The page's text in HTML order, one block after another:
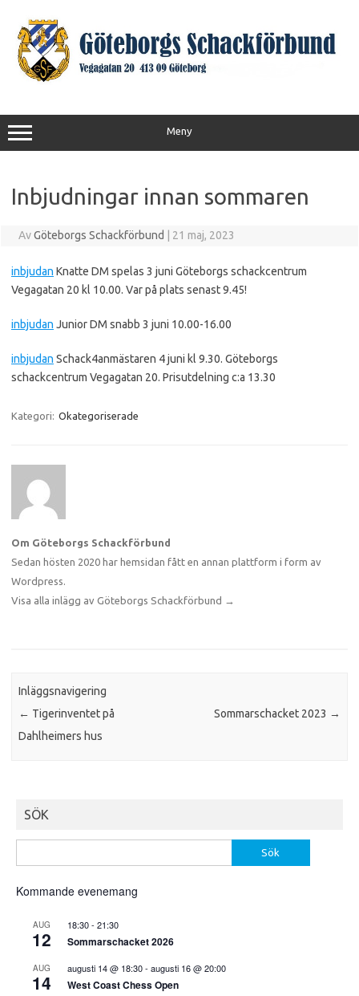
innehåll
Meny
Inbjudningar innan sommaren
AvGöteborgs Schackförbund 21 maj, 2023
inbjudan Knatte DM spelas 3 juni Göteborgs schackcentrum
Vegagatan 20 kl 10.00. Var på plats senast 9.45!
inbjudan Junior DM snabb 3 juni 10.00-16.00
inbjudan Schack4anmästaren 4 juni kl 9.30. Göteborgs
schackcentrum Vegagatan 20. Prisutdelning c:a 13.30
Kategori: Okategoriserade
Om Göteborgs Schackförbund
Sedan hösten 2020 har hemsidan fått en annan plattform i form av
Wordpress.
Visa alla inlägg av Göteborgs Schackförbund →
Inläggsnavigering
← Tigerinventet på
Dahlheimers hus
Sommarschacket 2023 →
SÖK
efter:
Kommande evenemang
AUG
12
18:30- 21:30
Sommarschacket 2026
AUG
14
augusti 14 @ 18:30- augusti 16 @ 20:00
West Coast Chess Open